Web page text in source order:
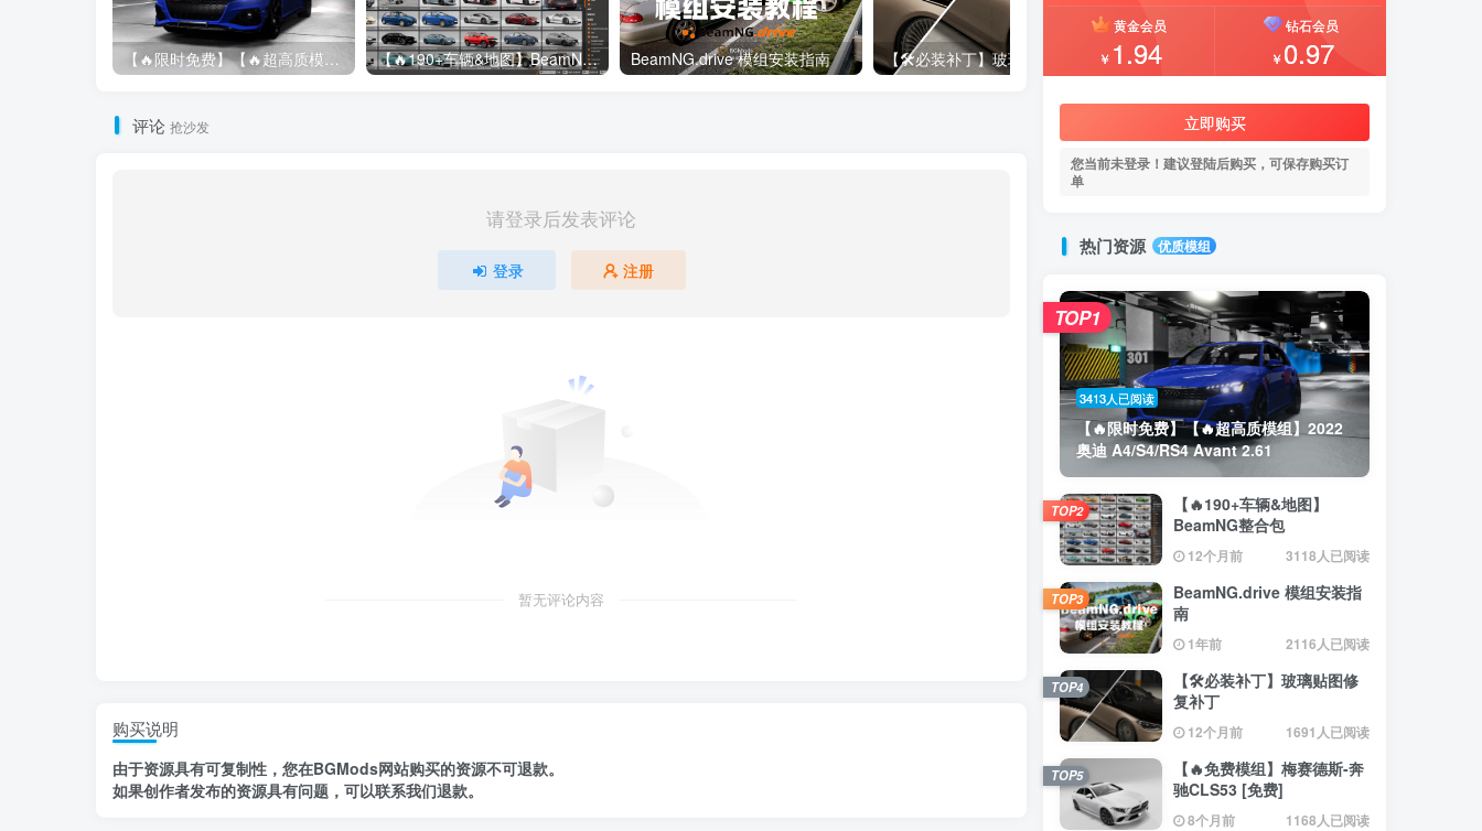
【🔥限时免费】【🔥超高质模组】2022 奥迪 A4/S4/RS4 Avant 2.61 【🔥190+车辆&地图】BeamNG整合包 BeamNG.drive 模组安装指南 【🔥免费模组】梅赛德斯-奔驰CLS53 [免费]
评论 抢沙发
请登录后发表评论
登录 注册
暂无评论内容
购买说明
由于资源具有可复制性， 您在BGMods网站购买的资源不可退款。
如果创作者发布的资源具有问题 ， 可以联系我们退款。
黄金会员
￥ 1.94
钻石会员
￥0.97
立即购买
您当前未登录！建议登陆后购买，可保存购买订
单
热门资源 优质模组
3413人已阅读
【🔥限时免费】【🔥超高质模组】2022
奥迪 A4/S4/RS4 Avant 2.61
TOP1
【🔥190+车辆&地图】
BeamNG整合包
12个月前 3118人已阅读
TOP2
BeamNG.drive 模组安装指
南
1年前 2116人已阅读
TOP3
【🛠️必装补丁】玻璃贴图修
复补丁
12个月前 1691人已阅读
TOP4
【🔥免费模组】梅赛德斯-奔
驰CLS53 [免费]
8个月前 1168人已阅读
TOP5